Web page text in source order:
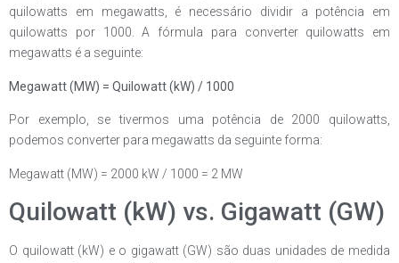
quilowatts em megawatts, é necessário dividir a potência em
quilowatts por 1000. A fórmula para converter quilowatts em
megawatts é a seguinte:
Megawatt (MW) = Quilowatt (kW) / 1000
Por exemplo, se tivermos uma potência de 2000 quilowatts,
podemos converter para megawatts da seguinte forma:
Megawatt (MW) = 2000 kW / 1000 = 2 MW
Quilowatt (kW) vs. Gigawatt (GW)
O quilowatt (kW) e o gigawatt (GW) são duas unidades de medida